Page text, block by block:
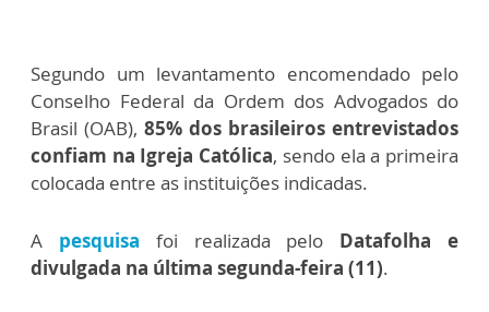
Segundo um levantamento encomendado pelo
Conselho Federal da Ordem dos Advogados do
Brasil (OAB), 85% dos brasileiros entrevistados
confiam na Igreja Católica, sendo ela a primeira
colocada entre as instituições indicadas.
A pesquisa foi realizada pelo Datafolha e
divulgada na última segunda-feira (11).